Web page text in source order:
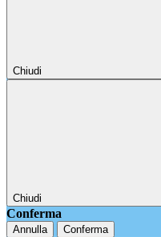
Chiudi
Chiudi
Conferma
Annulla Conferma